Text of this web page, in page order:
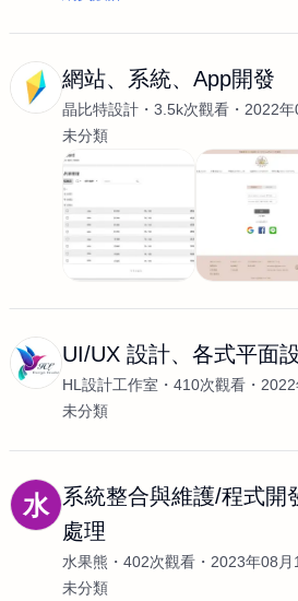
網站、系統、App開發
晶比特設計 3.5k次觀看
2022
未分類
UI/UX 設計、各式平面
HL設計工作室 410次觀看
未分類
水
系統整合與維護/程式開
處理
水果熊 402次觀看
2023年08
未分類